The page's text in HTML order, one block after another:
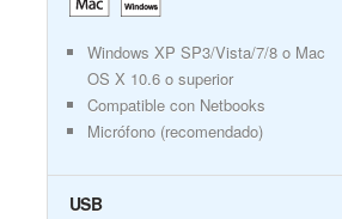
Windows XP SP3/Vista/7/8 o Mac
OS X 10.6 o superior
Compatible con Netbooks
Micrófono (recomendado)
USB